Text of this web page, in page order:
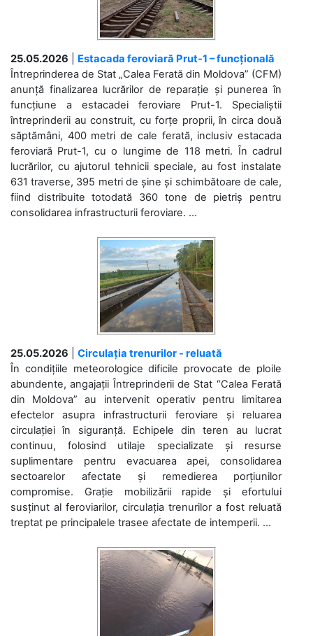
25.05.2026
Estacada feroviară Prut-1 – funcțională
Întreprinderea de Stat „Calea Ferată din Moldova” (CFM)
anunță finalizarea lucrărilor de reparație și punerea în
funcțiune a estacadei feroviare Prut-1. Specialiștii
întreprinderii au construit, cu forțe proprii, în circa două
săptămâni, 400 metri de cale ferată, inclusiv estacada
feroviară Prut-1, cu o lungime de 118 metri. În cadrul
lucrărilor, cu ajutorul tehnicii speciale, au fost instalate
631 traverse, 395 metri de șine și schimbătoare de cale,
fiind distribuite totodată 360 tone de pietriș pentru
consolidarea infrastructurii feroviare. ...
25.05.2026
Circulația trenurilor - reluată
În condițiile meteorologice dificile provocate de ploile
abundente, angajații Întreprinderii de Stat “Calea Ferată
din Moldova” au intervenit operativ pentru limitarea
efectelor asupra infrastructurii feroviare și reluarea
circulației în siguranță. Echipele din teren au lucrat
continuu, folosind utilaje specializate și resurse
suplimentare pentru evacuarea apei, consolidarea
sectoarelor afectate și remedierea porțiunilor
compromise. Grație mobilizării rapide și efortului
susținut al feroviarilor, circulația trenurilor a fost reluată
treptat pe principalele trasee afectate de intemperii. ...